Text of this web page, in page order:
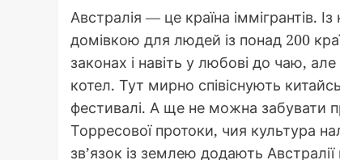
Австралія — це країна іммігрантів.
домівкою для людей із понад 200
законах і навіть у любові до чаю,
котел. Тут мирно співіснують
фестивалі. А ще не можна забувати
Торресової протоки, чия культура
зв’язок із землею додають